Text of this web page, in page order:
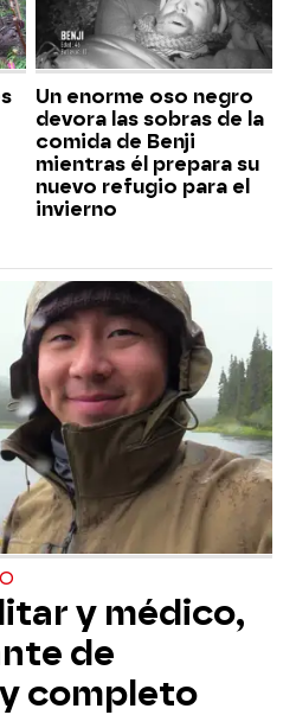
Un enorme oso negro
devora las sobras de la
comida de Benji
mientras él prepara su
nuevo refugio para el
invierno
y médico,
de
completo